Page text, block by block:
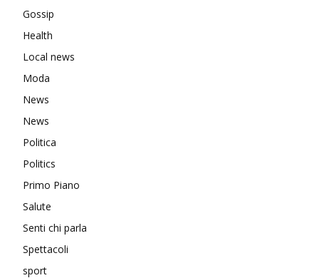
Gossip
Health
Local news
Moda
News
News
Politica
Politics
Primo Piano
Salute
Senti chi parla
Spettacoli
sport